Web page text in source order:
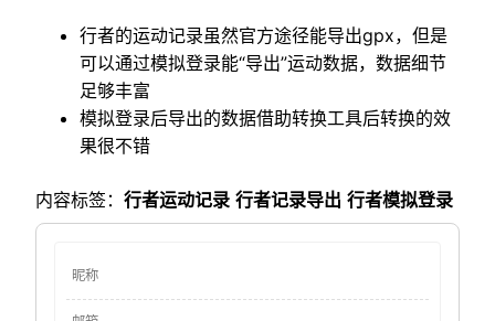
行者的运动记录虽然官方途径能导出gpx，但是
可以通过模拟登录能“导出”运动数据，数据细节
足够丰富
模拟登录后导出的数据借助转换工具后转换的效
果很不错
内容标签： 行者运动记录 行者记录导出 行者模拟登录